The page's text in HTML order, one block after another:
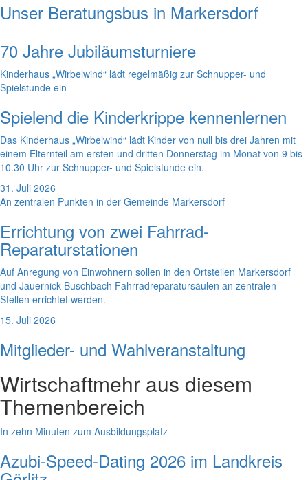
Unser Beratungsbus in Markersdorf
70 Jahre Jubiläumsturniere
Kinderhaus „Wirbelwind“ lädt regelmäßig zur Schnupper- und
Spielstunde ein
Spielend die Kinderkrippe kennenlernen
Das Kinderhaus „Wirbelwind“ lädt Kinder von null bis drei Jahren mit
einem Elternteil am ersten und dritten Donnerstag im Monat von 9 bis
10.30 Uhr zur Schnupper- und Spielstunde ein.
31. Juli 2026
An zentralen Punkten in der Gemeinde Markersdorf
Errichtung von zwei Fahrrad-
Reparaturstationen
Auf Anregung von Einwohnern sollen in den Ortsteilen Markersdorf
und Jauernick-Buschbach Fahrradreparatursäulen an zentralen
Stellen errichtet werden.
15. Juli 2026
Mitglieder- und Wahlveranstaltung
Wirtschaftmehr aus diesem
Themenbereich
In zehn Minuten zum Ausbildungsplatz
Azubi-Speed-Dating 2026 im Landkreis